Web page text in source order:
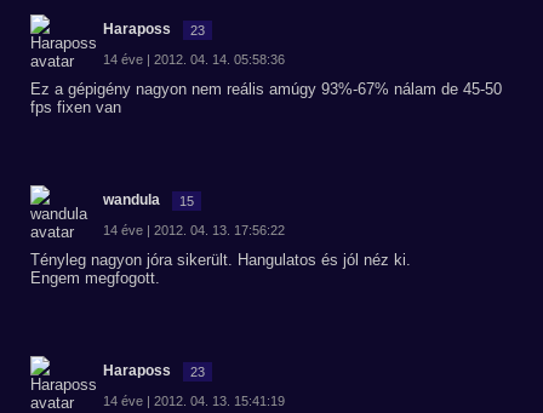
Haraposs 23
14 éve | 2012. 04. 14. 05:58:36
Ez a gépigény nagyon nem reális amúgy 93%-67% nálam de 45-50
fps fixen van
wandula 15
14 éve | 2012. 04. 13. 17:56:22
Tényleg nagyon jóra sikerült. Hangulatos és jól néz ki.
Engem megfogott.
Haraposs 23
14 éve | 2012. 04. 13. 15:41:19